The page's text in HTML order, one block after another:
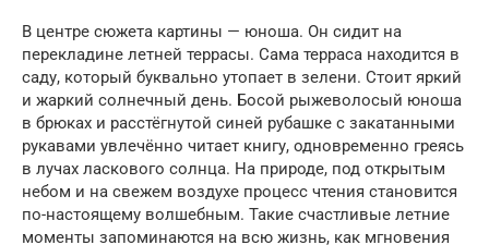
В центре сюжета картины — юноша. Он сидит на
перекладине летней террасы. Сама терраса находится в
саду, который буквально утопает в зелени. Стоит яркий
и жаркий солнечный день. Босой рыжеволосый юноша
в брюках и расстёгнутой синей рубашке с закатанными
рукавами увлечённо читает книгу, одновременно греясь
в лучах ласкового солнца. На природе, под открытым
небом и на свежем воздухе процесс чтения становится
по-настоящему волшебным. Такие счастливые летние
моменты запоминаются на всю жизнь, как мгновения